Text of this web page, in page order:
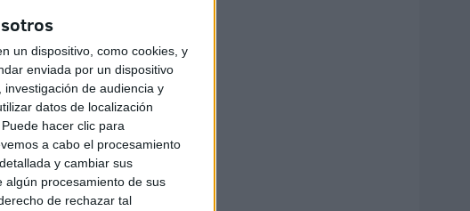
un dispositivo, como cookies, y
enviada por un dispositivo
de audiencia y
datos de localización
hacer clic para
a cabo el procesamiento
y cambiar sus
algún procesamiento de sus
de rechazar tal